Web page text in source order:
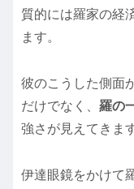
質的には羅家の経
ます。
彼のこうした側面
だけでなく、 羅の
強さが見えてきま
伊達眼鏡をかけて